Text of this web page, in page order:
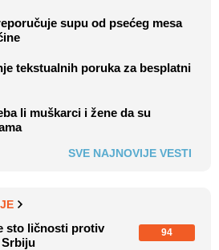
supu od psećeg mesa
tekstualnih poruka za besplatni
li muškarci i žene da su
SVE NAJNOVIJE VESTI
sto ličnosti protiv
Srbiju
94